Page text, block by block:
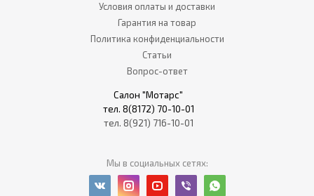
Условия оплаты и доставки
Гарантия на товар
Политика конфиденциальности
Статьи
Вопрос-ответ
Салон "Мотарс"
тел. 8(8172) 70-10-01
тел. 8(921) 716-10-01
Мы в социальных сетях: